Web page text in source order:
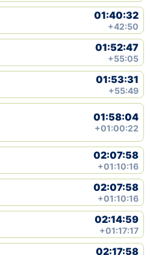
01:40:32
+42:50
01:52:47
+55:05
01:53:31
+55:49
01:58:04
+01:00:22
02:07:58
+01:10:16
02:07:58
+01:10:16
02:14:59
+01:17:17
02:17:58